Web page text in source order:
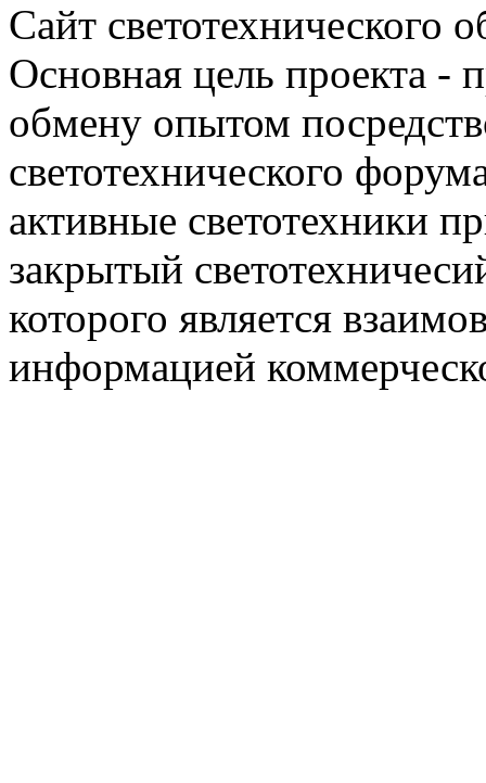
Сайт светотехнического
Основная цель проекта -
обмену опытом
светотехнического
активные светотехники
закрытый
которого является
информацией